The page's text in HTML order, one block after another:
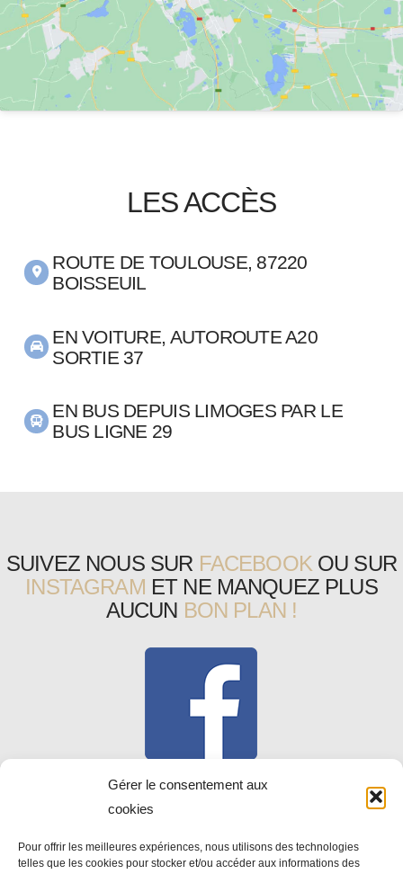
Gérer le consentement aux
cookies
Pour offrir les meilleures expériences, nous utilisons des technologies
telles que les cookies pour stocker et/ou accéder aux informations des
LES ACCÈS
ROUTE DE TOULOUSE, 87220
BOISSEUIL
EN VOITURE, AUTOROUTE A20
SORTIE 37
EN BUS DEPUIS LIMOGES PAR LE
BUS LIGNE 29
SUIVEZ NOUS SUR FACEBOOKOU SUR
INSTAGRAM ET NE MANQUEZ PLUS
AUCUN BON PLAN !